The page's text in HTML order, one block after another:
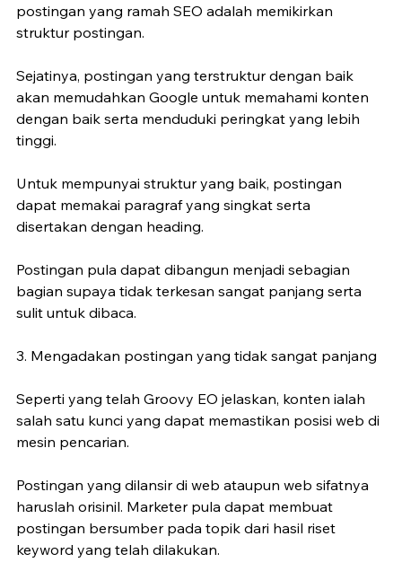
postingan yang ramah SEO adalah memikirkan
struktur postingan.
Sejatinya, postingan yang terstruktur dengan baik
akan memudahkan Google untuk memahami konten
dengan baik serta menduduki peringkat yang lebih
tinggi.
Untuk mempunyai struktur yang baik, postingan
dapat memakai paragraf yang singkat serta
disertakan dengan heading.
Postingan pula dapat dibangun menjadi sebagian
bagian supaya tidak terkesan sangat panjang serta
sulit untuk dibaca.
3. Mengadakan postingan yang tidak sangat panjang
Seperti yang telah Groovy EO jelaskan, konten ialah
salah satu kunci yang dapat memastikan posisi web di
mesin pencarian.
Postingan yang dilansir di web ataupun web sifatnya
haruslah orisinil. Marketer pula dapat membuat
postingan bersumber pada topik dari hasil riset
keyword yang telah dilakukan.